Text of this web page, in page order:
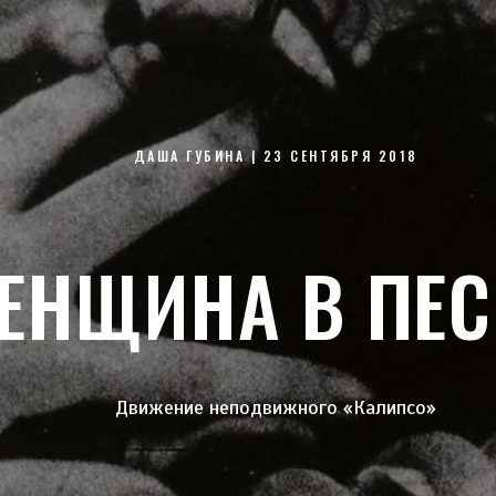
ДАША ГУБИНА | 23 СЕНТЯБРЯ 2018
В
Движение неподвижного «Калипсо»